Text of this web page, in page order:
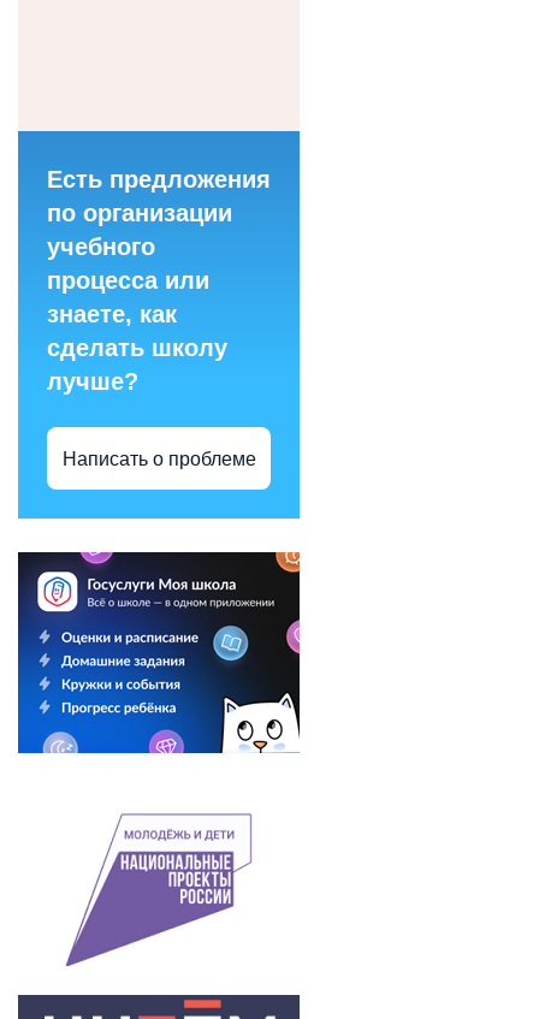
Есть предложения
по организации
учебного
процесса или
знаете, как
сделать школу
лучше?
Написать о проблеме